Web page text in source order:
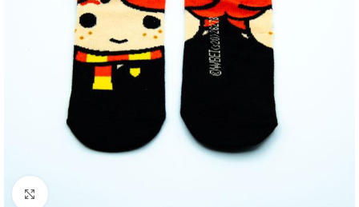
Click to enlarge